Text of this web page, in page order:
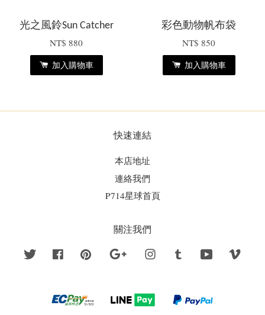
光之風鈴Sun Catcher
NT$ 880
加入購物車
彩色動物帆布袋
NT$ 850
加入購物車
快速連結
本店地址
連絡我們
P714星球首頁
關注我們
Twitter Facebook Pinterest Google Instagram Tumblr YouTube